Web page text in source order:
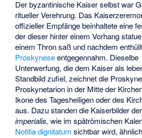
Der byzantinische Kaiser selbst war
ritueller Verehrung. Das
offizieller Empfänge beinhaltete eine
der dieser hinter einem Vorhang
einem Thron saß und nachdem
Proskyneseentgegennahm. Dieselbe
Unterwerfung, die dem Kaiser als
Standbild zufiel, zeichnet die
Proskynetarion in der Mitte der
Ikone des Tagesheiligen oder des
aus. Dazu standen die Kaiserbilder der
imperialis, wie im spätrömischen
Notitia dignitatum sichtbar wird,